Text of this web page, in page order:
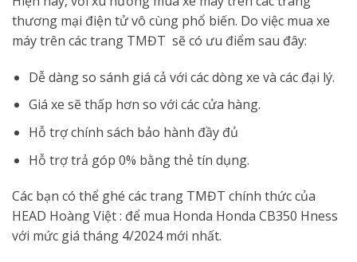
thương mại điện tử vô cùng phổ biến. Do việc mua xe
máy trên các trang TMĐT sẽ có ưu điểm sau đây:
Dễ dàng so sánh giá cả với các dòng xe và các đại lý.
Giá xe sẽ thấp hơn so với các cửa hàng.
Hỗ trợ chính sách bảo hành đầy đủ
Hỗ trợ trả góp 0% bằng thẻ tín dụng.
Các bạn có thể ghé các trang TMĐT chính thức của
HEAD Hoàng Việt : để mua Honda Honda CB350 Hness
với mức giá tháng 4/2024 mới nhất.